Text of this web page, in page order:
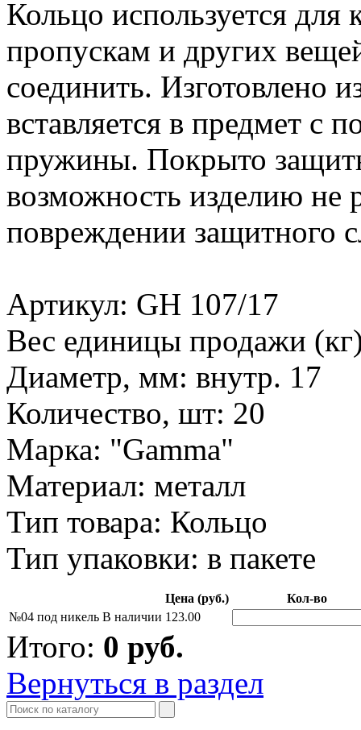
Кольцо используется
пропускам и других
соединить. Изготовлено
вставляется в предмет с
пружины. Покрыто
возможность изделию не
повреждении защитного
Артикул: GH 107/17
Вес единицы продажи
Диаметр, мм: внутр. 17
Количество, шт: 20
Марка: "Gamma"
Материал: металл
Тип товара: Кольцо
Тип упаковки: в пакете
Цена (руб.)
Кол-во
№04 под никель В наличии 123.00
Итого: 0 руб.
Вернуться в раздел